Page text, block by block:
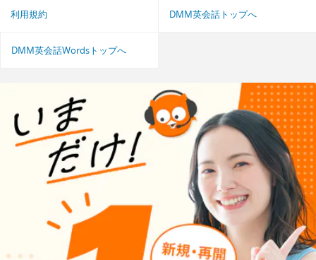
利用規約 DMM英会話トップへ
DMM英会話Wordsトップへ